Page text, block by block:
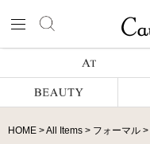
HOME All Items フォーマル